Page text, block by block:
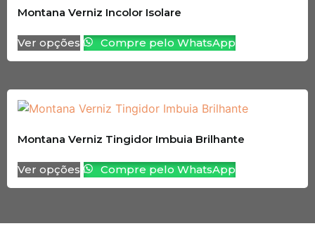
Montana Verniz Incolor Isolare
Ver opções Compre pelo WhatsApp
Montana Verniz Tingidor Imbuia Brilhante
Ver opções Compre pelo WhatsApp